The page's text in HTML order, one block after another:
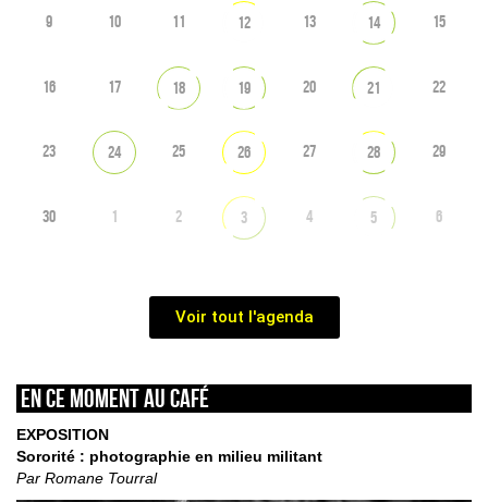
9 10 11 12 13 14 15
16 17 18 19 20 21 22
23 24 25 26 27 28 29
30 1 2 3 4 5 6
Voir tout l'agenda
En ce moment au café
EXPOSITION
Sororité : photographie en milieu militant
Par Romane Tourral